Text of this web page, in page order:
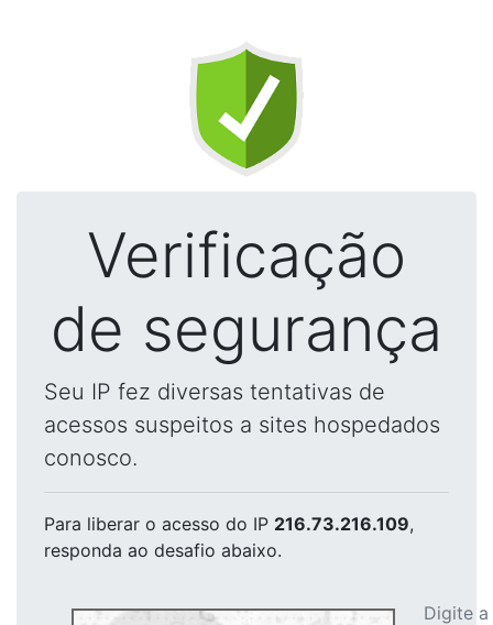
Verificação
de segurança
Seu IP fez diversas tentativas de
acessos suspeitos a sites hospedados
conosco.
Para liberar o acesso do IP 216.73.216.109,
responda ao desafio abaixo.
Digite